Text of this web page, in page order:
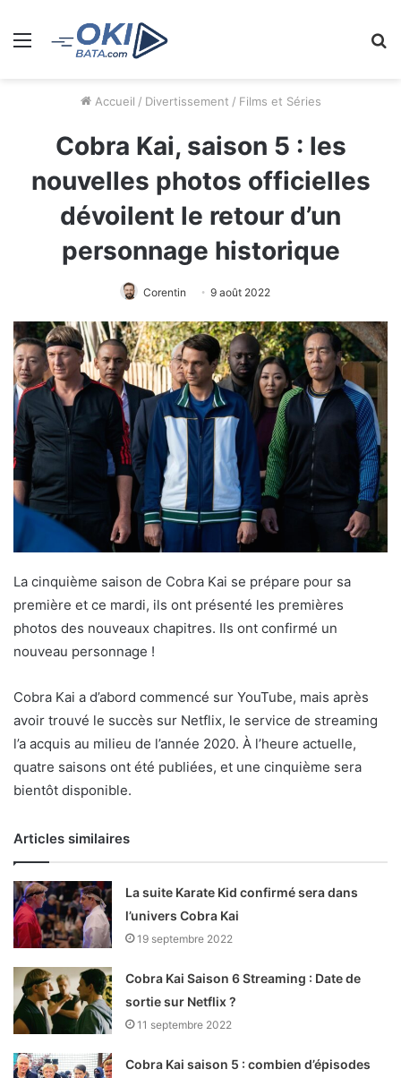
Menu
Accueil / Divertissement / Films et Séries
Cobra Kai, saison 5 : les
nouvelles photos officielles
dévoilent le retour d’un
personnage historique
Corentin 9 août 2022
La cinquième saison de Cobra Kai se prépare pour sa
première et ce mardi, ils ont présenté les premières
photos des nouveaux chapitres. Ils ont confirmé un
nouveau personnage !
Cobra Kai a d’abord commencé sur YouTube, mais après
avoir trouvé le succès sur Netflix, le service de streaming
l’a acquis au milieu de l’année 2020. À l’heure actuelle,
quatre saisons ont été publiées, et une cinquième sera
bientôt disponible.
Articles similaires
La suite Karate Kid confirmé sera dans
l’univers Cobra Kai
19 septembre 2022
Cobra Kai Saison 6 Streaming : Date de
sortie sur Netflix ?
11 septembre 2022
Cobra Kai saison 5 : combien d’épisodes